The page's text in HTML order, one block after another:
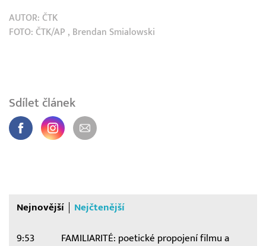
AUTOR: ČTK
FOTO: ČTK/AP , Brendan Smialowski
Sdílet článek
Nejnovější Nejčtenější
9:53
FAMILIARITÉ: poetické propojení filmu a